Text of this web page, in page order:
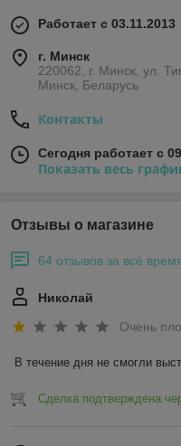
Работает с 03.11.2013
г. Минск
220062, г. Минск, ул.
Минск, Беларусь
Контакты
Сегодня работает с
Показать весь
Отзывы о магазине
64 отзывов за всё
Николай
Очень
В течение дня не смогли
Сделка подтверждена